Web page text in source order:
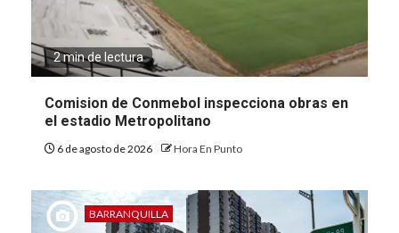
2 min de lectura
Comision de Conmebol inspecciona obras en
el estadio Metropolitano
6 de agosto de 2026 Hora En Punto
BARRANQUILLA